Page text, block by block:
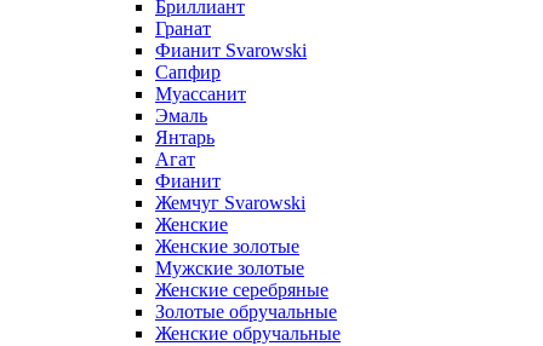
Бриллиант
Гранат
Фианит Svarowski
Сапфир
Муассанит
Эмаль
Янтарь
Агат
Фианит
Жемчуг Svarowski
Женские
Женские золотые
Мужские золотые
Женские серебряные
Золотые обручальные
Женские обручальные